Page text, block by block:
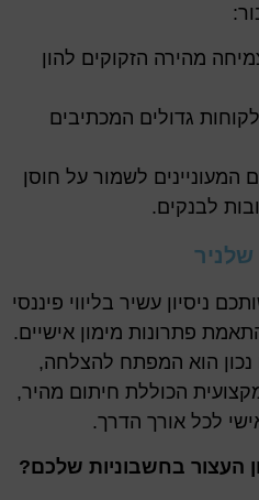
מהירה הזקוקים להון
גדולים המכתיבים
המעוניינים לשמור על חוסן
לבנקים.
ניסיון עשיר בליווי פיננסי
פתרונות מימון אישיים.
נכון הוא המפתח להצלחה,
הכוללת חיתום מהיר,
לכל אורך הדרך.
העצור בחשבוניות שלכם?